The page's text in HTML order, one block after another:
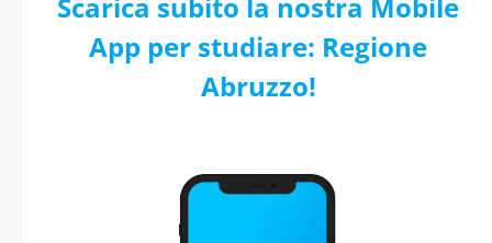
App per studiare: Regione
Abruzzo!